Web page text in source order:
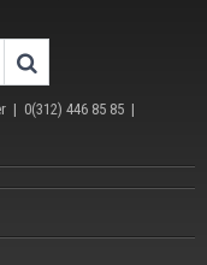
| 0(312) 446 85 85|